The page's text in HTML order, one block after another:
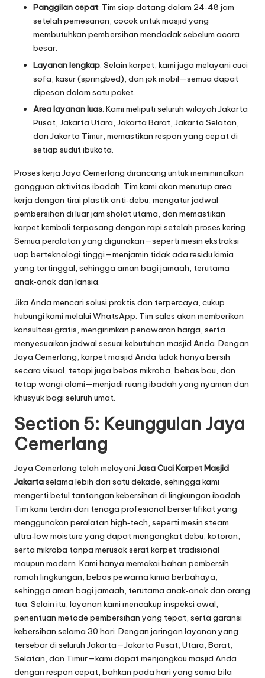
Panggilan cepat: Tim siap datang dalam 24‑48 jam
setelah pemesanan, cocok untuk masjid yang
membutuhkan pembersihan mendadak sebelum acara
besar.
Layanan lengkap: Selain karpet, kami juga melayani cuci
sofa, kasur (springbed), dan jok mobil—semua dapat
dipesan dalam satu paket.
Area layanan luas: Kami meliputi seluruh wilayah Jakarta
Pusat, Jakarta Utara, Jakarta Barat, Jakarta Selatan,
dan Jakarta Timur, memastikan respon yang cepat di
setiap sudut ibukota.
Proses kerja Jaya Cemerlang dirancang untuk meminimalkan
gangguan aktivitas ibadah. Tim kami akan menutup area
kerja dengan tirai plastik anti‑debu, mengatur jadwal
pembersihan di luar jam sholat utama, dan memastikan
karpet kembali terpasang dengan rapi setelah proses kering.
Semua peralatan yang digunakan—seperti mesin ekstraksi
uap berteknologi tinggi—menjamin tidak ada residu kimia
yang tertinggal, sehingga aman bagi jamaah, terutama
anak‑anak dan lansia.
Jika Anda mencari solusi praktis dan terpercaya, cukup
hubungi kami melalui WhatsApp. Tim sales akan memberikan
konsultasi gratis, mengirimkan penawaran harga, serta
menyesuaikan jadwal sesuai kebutuhan masjid Anda. Dengan
Jaya Cemerlang, karpet masjid Anda tidak hanya bersih
secara visual, tetapi juga bebas mikroba, bebas bau, dan
tetap wangi alami—menjadi ruang ibadah yang nyaman dan
khusyuk bagi seluruh umat.
Section 5: Keunggulan Jaya
Cemerlang
Jaya Cemerlang telah melayani Jasa Cuci Karpet Masjid
Jakartaselama lebih dari satu dekade, sehingga kami
mengerti betul tantangan kebersihan di lingkungan ibadah.
Tim kami terdiri dari tenaga profesional bersertifikat yang
menggunakan peralatan high‑tech, seperti mesin steam
ultra‑low moisture yang dapat mengangkat debu, kotoran,
serta mikroba tanpa merusak serat karpet tradisional
maupun modern. Kami hanya memakai bahan pembersih
ramah lingkungan, bebas pewarna kimia berbahaya,
sehingga aman bagi jamaah, terutama anak‑anak dan orang
tua. Selain itu, layanan kami mencakup inspeksi awal,
penentuan metode pembersihan yang tepat, serta garansi
kebersihan selama 30 hari. Dengan jaringan layanan yang
tersebar di seluruh Jakarta—Jakarta Pusat, Utara, Barat,
Selatan, dan Timur—kami dapat menjangkau masjid Anda
dengan respon cepat, bahkan pada hari yang sama bila